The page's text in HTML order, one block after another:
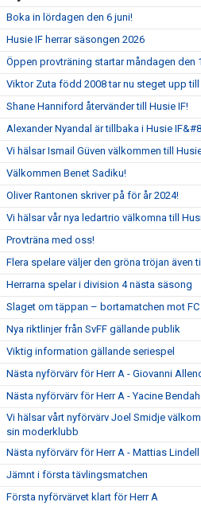
Boka in lördagen den 6 juni!
Husie IF herrar säsongen 2026
Öppen provträning startar måndagen den
Viktor Zuta född 2008 tar nu steget upp till
Shane Hanniford återvänder till Husie IF!
Alexander Nyandal är tillbaka i Husie
Vi hälsar Ismail Güven välkommen till
Välkommen Benet Sadiku!
Oliver Rantonen skriver på för år 2024!
Vi hälsar vår nya ledartrio välkomna till
Provträna med oss!
Flera spelare väljer den gröna tröjan även
Herrarna spelar i division 4 nästa säsong
Slaget om täppan – bortamatchen mot FC
Nya riktlinjer från SvFF gällande publik
Viktig information gällande seriespel
Nästa nyförvärv för Herr A - Giovanni
Nästa nyförvärv för Herr A - Yacine
Vi hälsar vårt nyförvärv Joel Smidje
sin moderklubb
Nästa nyförvärv för Herr A - Mattias Lindell
Jämnt i första tävlingsmatchen
Första nyförvärvet klart för Herr A